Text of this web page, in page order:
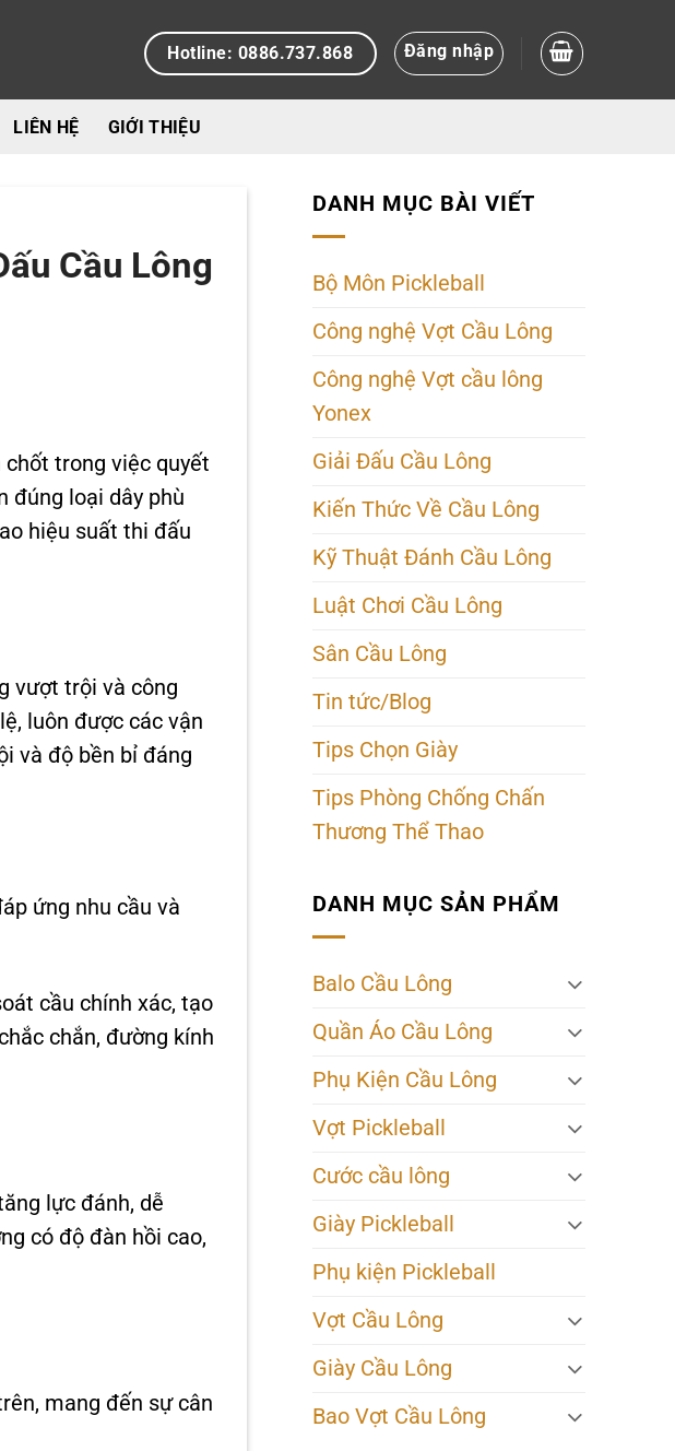
Hotline: 0886.737.868 Đăng nhập
LIÊN HỆ GIỚI THIỆU
Cầu Lông
chốt trong việc quyết
đúng loại dây phù
hiệu suất thi đấu
vượt trội và công
luôn được các vận
và độ bền bỉ đáng
ứng nhu cầu và
cầu chính xác, tạo
chắn, đường kính
lực đánh, dễ
có độ đàn hồi cao,
mang đến sự cân
DANH MỤC BÀI VIẾT
Bộ Môn Pickleball
Công nghệ Vợt Cầu Lông
Công nghệ Vợt cầu lông
Yonex
Giải Đấu Cầu Lông
Kiến Thức Về Cầu Lông
Kỹ Thuật Đánh Cầu Lông
Luật Chơi Cầu Lông
Sân Cầu Lông
Tin tức/Blog
Tips Chọn Giày
Tips Phòng Chống Chấn
Thương Thể Thao
DANH MỤC SẢN PHẨM
Balo Cầu Lông
Quần Áo Cầu Lông
Phụ Kiện Cầu Lông
Vợt Pickleball
Cước cầu lông
Giày Pickleball
Phụ kiện Pickleball
Vợt Cầu Lông
Giày Cầu Lông
Bao Vợt Cầu Lông